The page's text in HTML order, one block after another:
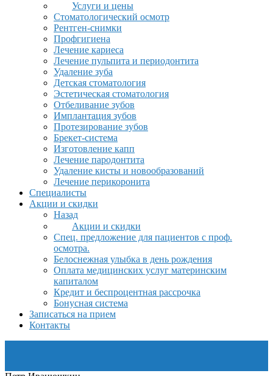
Услуги и цены
Стоматологический осмотр
Рентген-снимки
Профгигиена
Лечение кариеса
Лечение пульпита и периодонтита
Удаление зуба
Детская стоматология
Эстетическая стоматология
Отбеливание зубов
Имплантация зубов
Протезирование зубов
Брекет-система
Изготовление капп
Лечение пародонтита
Удаление кисты и новообразований
Лечение перикоронита
Специалисты
Акции и скидки
Назад
Акции и скидки
Спец. предложение для пациентов с проф.
осмотра.
Белоснежная улыбка в день рождения
Оплата медицинских услуг материнским
капиталом
Кредит и беспроцентная рассрочка
Бонусная система
Записаться на прием
Контакты